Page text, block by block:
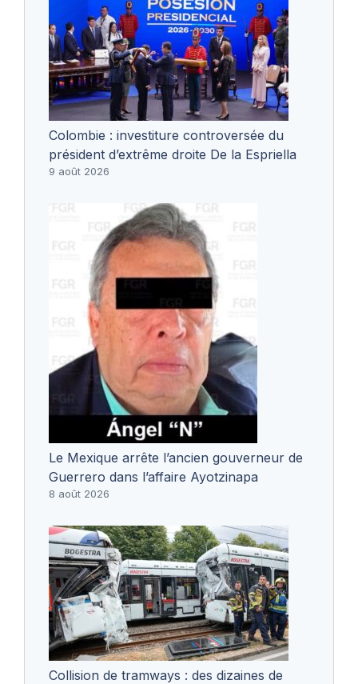
Colombie : investiture controversée du
président d’extrême droite De la Espriella
9 août 2026
Le Mexique arrête l’ancien gouverneur de
Guerrero dans l’affaire Ayotzinapa
8 août 2026
Collision de tramways : des dizaines de